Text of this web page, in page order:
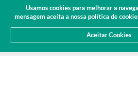
Usamos cookies para melhorar a
mensagem aceita a nossa política de
Aceitar Cookies